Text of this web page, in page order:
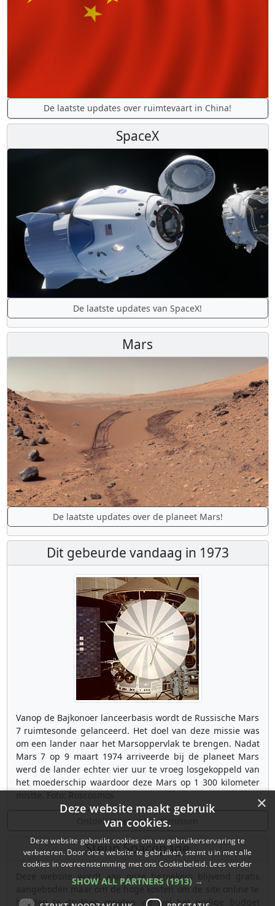
De laatste updates over ruimtevaart in China!
SpaceX
De laatste updates van SpaceX!
Mars
De laatste updates over de planeet Mars!
Dit gebeurde vandaag in 1973
Vanop de Bajkonoer lanceerbasis wordt de Russische Mars
7 ruimtesonde gelanceerd. Het doel van deze missie was
om een lander naar het Marsoppervlak te brengen. Nadat
Mars 7 op 9 maart 1974 arriveerde bij de planeet Mars
werd de lander echter vier uur te vroeg losgekoppeld van
het moederschip waardoor deze Mars op 1 300 kilometer
Ontdek meer gebeurtenissen
Steun Spacepage
Deze website wordt aan onze bezoekers blijvend gratis
aangeboden maar om de hoge kosten om de site online te
houden te drukken moeten we wel het nodige budget
×
Deze website maakt gebruik
van cookies.
Deze website gebruikt cookies om uw gebruikerservaring te
verbeteren. Door onze website te gebruiken, stemt u in met alle
cookies in overeenstemming met ons Cookiebeleid. Lees verder
SHOW ALL PARTNERS (1913) →